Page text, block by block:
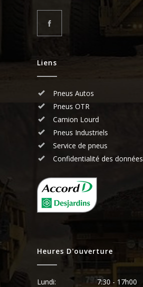
Liens
Pneus Autos
Pneus OTR
Camion Lourd
Pneus Industriels
Service de pneus
Confidentialité des données
Heures D'ouverture
Lundi:
7:30 - 17h00